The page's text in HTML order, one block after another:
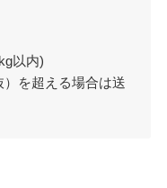
以内)
を超える場合は送